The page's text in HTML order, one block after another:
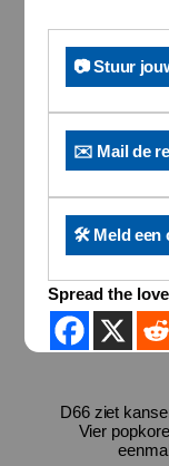
📷 Stuur
✉️ Mail de
🛠️ Meld een
Spread the love
D66 ziet
Vier